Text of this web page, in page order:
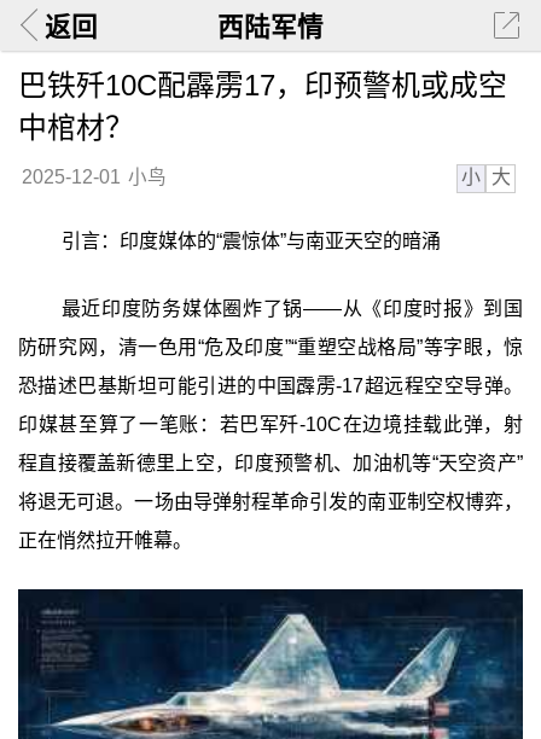
返回 西陆军情
巴铁歼10C配霹雳17，印预警机或成空
中棺材？
2025-12-01 小鸟 小 大
引言：印度媒体的“震惊体”与南亚天空的暗涌
最近印度防务媒体圈炸了锅——从《印度时报》到国
防研究网，清一色用“危及印度”“重塑空战格局”等字眼，惊
恐描述巴基斯坦可能引进的中国霹雳-17超远程空空导弹。
印媒甚至算了一笔账：若巴军歼-10C在边境挂载此弹，射
程直接覆盖新德里上空，印度预警机、加油机等“天空资产”
将退无可退。一场由导弹射程革命引发的南亚制空权博弈，
正在悄然拉开帷幕。